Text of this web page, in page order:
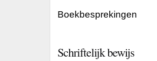
Boekbesprekingen
Schriftelijk bewijs